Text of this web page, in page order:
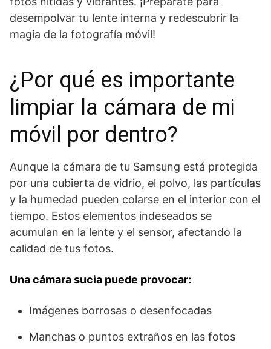
desempolvar tu lente interna y redescubrir la
magia de la fotografía móvil!
¿Por qué es importante
limpiar la cámara de mi
móvil por dentro?
Aunque la cámara de tu Samsung está protegida
por una cubierta de vidrio, el polvo, las partículas
y la humedad pueden colarse en el interior con el
tiempo. Estos elementos indeseados se
acumulan en la lente y el sensor, afectando la
calidad de tus fotos.
Una cámara sucia puede provocar:
Imágenes borrosas o desenfocadas
Manchas o puntos extraños en las fotos